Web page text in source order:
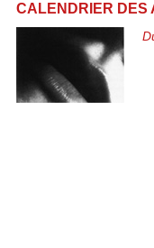
CALENDRIER DES